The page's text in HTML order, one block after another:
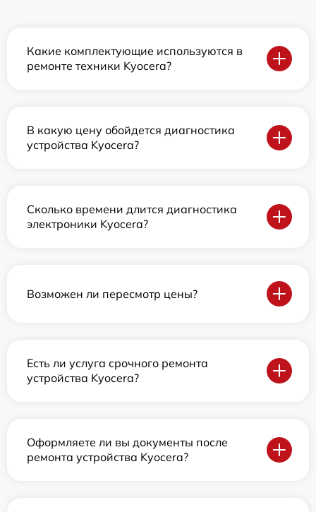
Какие комплектующие используются в
ремонте техники Kyocera?
В какую цену обойдется диагностика
устройства Kyocera?
Сколько времени длится диагностика
электроники Kyocera?
Возможен ли пересмотр цены?
Есть ли услуга срочного ремонта
устройства Kyocera?
Оформляете ли вы документы после
ремонта устройства Kyocera?